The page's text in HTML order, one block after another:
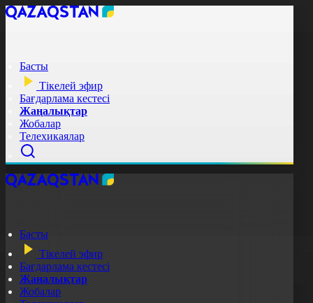
Басты
Тікелей эфир
Бағдарлама кестесі
Жаңалықтар
Жобалар
Телехикаялар
Басты
Тікелей эфир
Бағдарлама кестесі
Жаңалықтар
Жобалар